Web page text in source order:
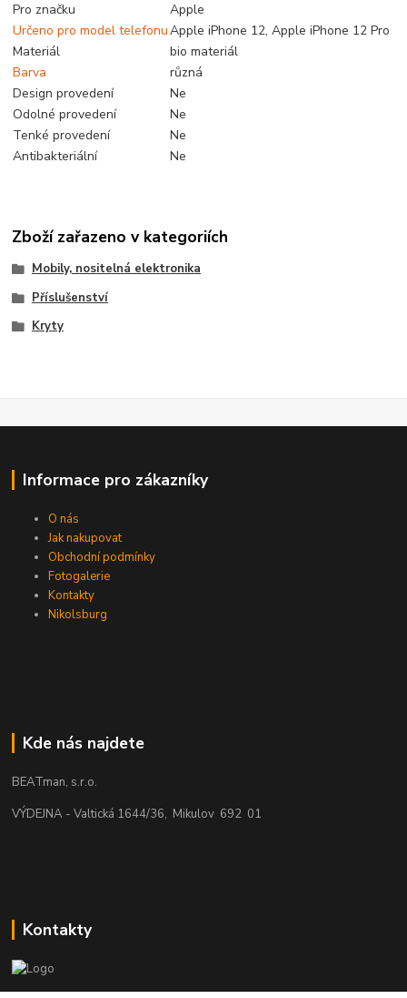
Pro značku
Apple
Určeno pro model telefonuApple iPhone 12, Apple iPhone 12 Pro
Materiál
bio materiál
Barva
různá
Design provedení
Ne
Odolné provedení
Ne
Tenké provedení
Ne
Antibakteriální
Ne
Zboží zařazeno v kategoriích
Mobily, nositelná elektronika
Příslušenství
Kryty
Informace pro zákazníky
O nás
Jak nakupovat
Obchodní podmínky
Fotogalerie
Kontakty
Nikolsburg
Kde nás najdete
BEATman, s.r.o.
VÝDEJNA - Valtická 1644/36, Mikulov 692 01
Kontakty